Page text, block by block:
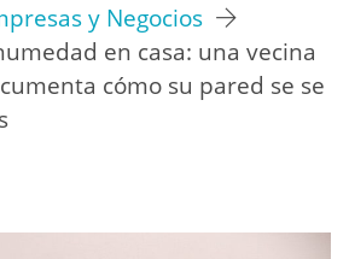
y Negocios
en casa: una vecina
cómo su pared se se